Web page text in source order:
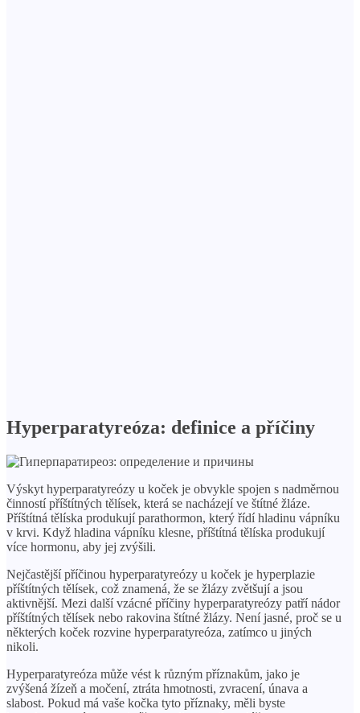
Hyperparatyreóza: definice a příčiny
Výskyt hyperparatyreózy u koček je obvykle spojen s nadměrnou
činností příštítných tělísek, která se nacházejí ve štítné žláze.
Příštítná tělíska produkují parathormon, který řídí hladinu vápníku
v krvi. Když hladina vápníku klesne, příštítná tělíska produkují
více hormonu, aby jej zvýšili.
Nejčastější příčinou hyperparatyreózy u koček je hyperplazie
příštítných tělísek, což znamená, že se žlázy zvětšují a jsou
aktivnější. Mezi další vzácné příčiny hyperparatyreózy patří nádor
příštítných tělísek nebo rakovina štítné žlázy. Není jasné, proč se u
některých koček rozvine hyperparatyreóza, zatímco u jiných
nikoli.
Hyperparatyreóza může vést k různým příznakům, jako je
zvýšená žízeň a močení, ztráta hmotnosti, zvracení, únava a
slabost. Pokud má vaše kočka tyto příznaky, měli byste